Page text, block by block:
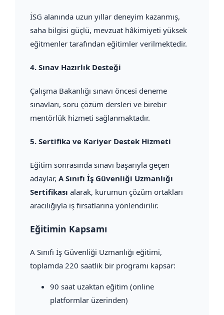
İSG alanında uzun yıllar deneyim kazanmış,
saha bilgisi güçlü, mevzuat hâkimiyeti yüksek
eğitmenler tarafından eğitimler verilmektedir.
4. Sınav Hazırlık Desteği
Çalışma Bakanlığı sınavı öncesi deneme
sınavları, soru çözüm dersleri ve birebir
mentörlük hizmeti sağlanmaktadır.
5. Sertifika ve Kariyer Destek Hizmeti
Eğitim sonrasında sınavı başarıyla geçen
adaylar, A Sınıfı İş Güvenliği Uzmanlığı
Sertifikası alarak, kurumun çözüm ortakları
aracılığıyla iş fırsatlarına yönlendirilir.
Eğitimin Kapsamı
A Sınıfı İş Güvenliği Uzmanlığı eğitimi,
toplamda 220 saatlik bir programı kapsar:
90 saat uzaktan eğitim (online
platformlar üzerinden)